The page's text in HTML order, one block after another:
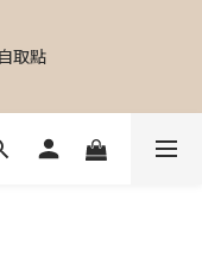
Laforet｜葵芳葵涌廣
取點
人化送禮｜日韓飾物